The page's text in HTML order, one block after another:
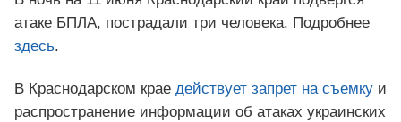
атаке БПЛА, пострадали три человека. Подробнее
здесь.
В Краснодарском крае действует запрет на съемку и
распространение информации об атаках украинских